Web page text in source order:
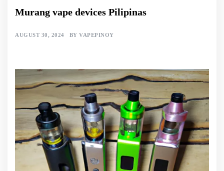
Murang vape devices Pilipinas
AUGUST 30, 2024 BY VAPEPINOY